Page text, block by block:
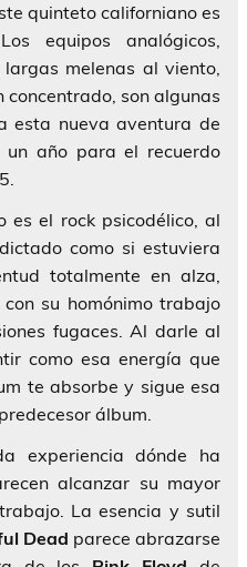
quinteto californiano es
equipos analógicos,
melenas al viento,
son algunas
esta nueva aventura de
año para el recuerdo
es el rock psicodélico, al
como si estuviera
totalmente en alza,
con su homónimo trabajo
fugaces. Al darle al
como esa energía que
te absorbe y sigue esa
álbum.
experiencia dónde ha
alcanzar su mayor
La esencia y sutil
Dead parece abrazarse